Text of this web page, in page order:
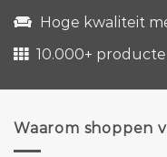
Hoge kwaliteit
10.000+
Waarom shoppen